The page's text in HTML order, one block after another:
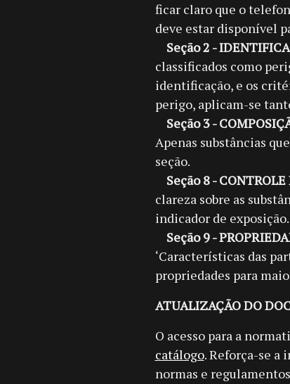
ficar claro que o
deve estar disponível
Seção 2 -
classificados como
identificação, e os
perigo, aplicam-se
Seção 3 -
Apenas substâncias
seção.
Seção 8 -
clareza sobre as
indicador de exposição.
Seção 9 -
‘Características das
propriedades para
ATUALIZAÇÃO DO
O acesso para a
catálogo. Reforça-se a
normas e